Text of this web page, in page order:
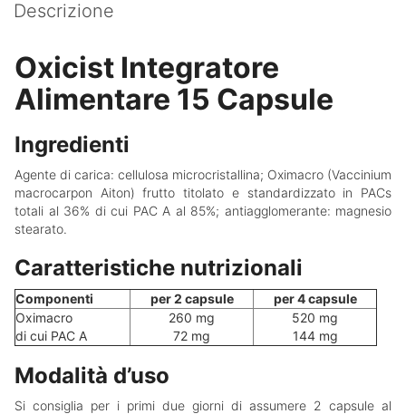
Descrizione
Oxicist Integratore
Alimentare 15 Capsule
Ingredienti
Agente di carica: cellulosa microcristallina; Oximacro (Vaccinium
macrocarpon Aiton) frutto titolato e standardizzato in PACs
totali al 36% di cui PAC A al 85%; antiagglomerante: magnesio
stearato.
Caratteristiche nutrizionali
Componenti per 2 capsule
per 4 capsule
Oximacro
di cui PAC A
260 mg
72 mg
520 mg
144 mg
Modalità d’uso
Si consiglia per i primi due giorni di assumere 2 capsule al